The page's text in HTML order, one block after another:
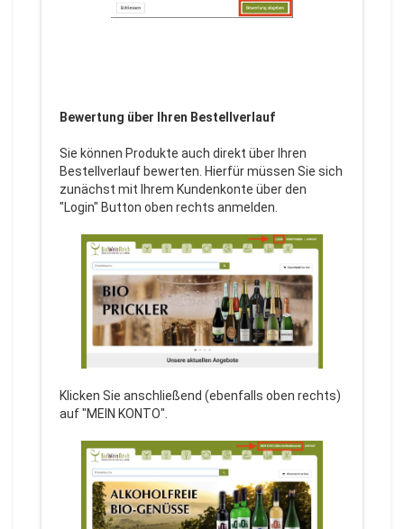
Bewertung über Ihren Bestellverlauf
Sie können Produkte auch direkt über Ihren
Bestellverlauf bewerten. Hierfür müssen Sie sich
zunächst mit Ihrem Kundenkonte über den
"Login" Button oben rechts anmelden.
Klicken Sie anschließend (ebenfalls oben rechts)
auf "MEIN KONTO".